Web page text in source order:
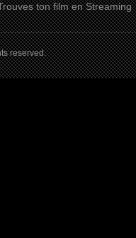
ton film en Streaming
reserved.